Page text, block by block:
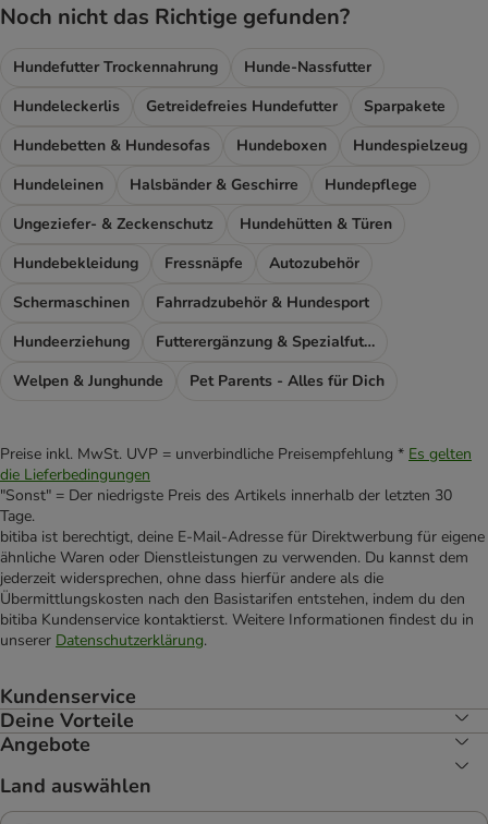
Noch nicht das Richtige gefunden?
Hundefutter Trockennahrung
Hunde-Nassfutter
Hundeleckerlis
Getreidefreies Hundefutter
Sparpakete
Hundebetten & Hundesofas
Hundeboxen
Hundespielzeug
Hundeleinen
Halsbänder & Geschirre
Hundepflege
Ungeziefer- & Zeckenschutz
Hundehütten & Türen
Hundebekleidung
Fressnäpfe
Autozubehör
Schermaschinen
Fahrradzubehör & Hundesport
Hundeerziehung
Futterergänzung & Spezialfutter
Welpen & Junghunde
Pet Parents - Alles für Dich
Preise inkl. MwSt. UVP = unverbindliche Preisempfehlung * Es gelten
die Lieferbedingungen
"Sonst" = Der niedrigste Preis des Artikels innerhalb der letzten 30
Tage.
bitiba ist berechtigt, deine E-Mail-Adresse für Direktwerbung für eigene
ähnliche Waren oder Dienstleistungen zu verwenden. Du kannst dem
jederzeit widersprechen, ohne dass hierfür andere als die
Übermittlungskosten nach den Basistarifen entstehen, indem du den
bitiba Kundenservice kontaktierst. Weitere Informationen findest du in
unserer Datenschutzerklärung.
Kundenservice
Deine Vorteile
Angebote
Land auswählen